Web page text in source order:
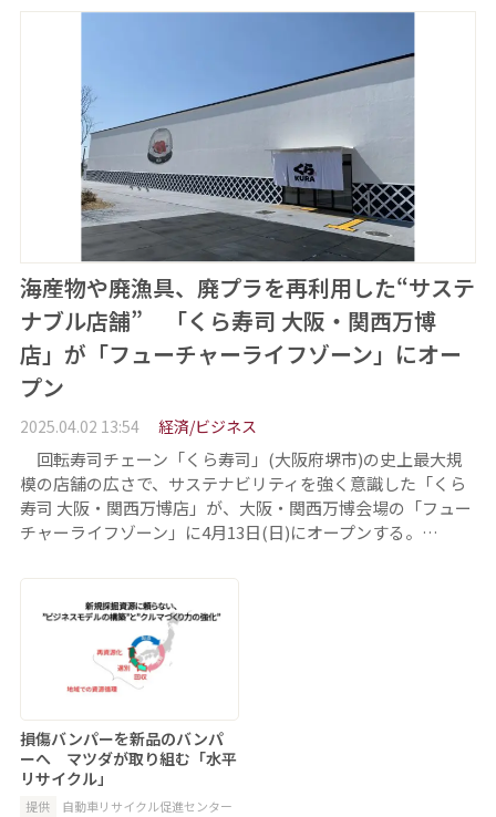
海産物や廃漁具、廃プラを再利用した“サステ
ナブル店舗” 「くら寿司 大阪・関西万博
店」が「フューチャーライフゾーン」にオー
プン
2025.04.02 13:54 経済/ビジネス
回転寿司チェーン「くら寿司」(大阪府堺市)の史上最大規
模の店舗の広さで、サステナビリティを強く意識した「くら
寿司 大阪・関西万博店」が、大阪・関西万博会場の「フュー
チャーライフゾーン」に4月13日(日)にオープンする。…
損傷バンパーを新品のバンパ
ーへ マツダが取り組む「水平
リサイクル」
提供 自動車リサイクル促進センター